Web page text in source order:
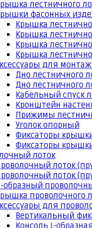
лестничного
фасонных
Крышка
Крышка
Крышка
Крышка
для
Дно лестничного
Дно лестничного
Кабельный спуск
Кронштейн
Прижимы
Уголок опорный
Фиксаторы
Фиксаторы
лоток
лоток
лоток
образный
проволочного
для
Вертикальный
Консоль L-